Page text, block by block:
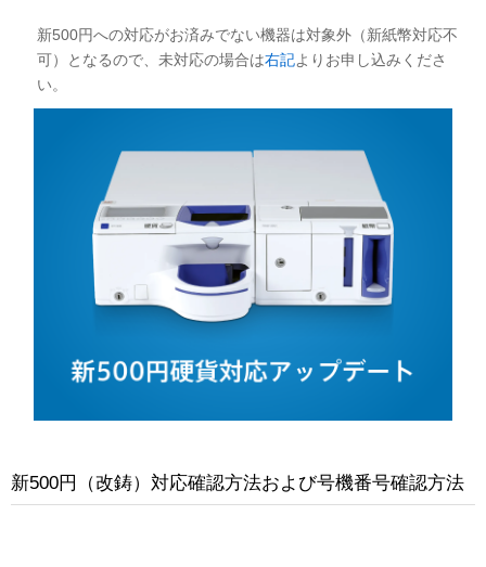
新500円への対応がお済みでない機器は対象外（新紙幣対応不
可）となるので、未対応の場合は右記よりお申し込みくださ
い。
新500円（改鋳）対応確認方法および号機番号確認方法